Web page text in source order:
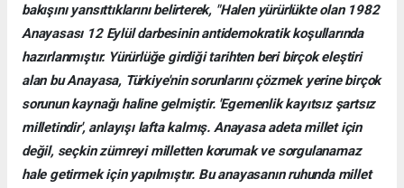
bakışını yansıttıklarını belirterek, "Halen yürürlükte olan 1982
Anayasası 12 Eylül darbesinin antidemokratik koşullarında
hazırlanmıştır. Yürürlüğe girdiği tarihten beri birçok eleştiri
alan bu Anayasa, Türkiye'nin sorunlarını çözmek yerine birçok
sorunun kaynağı haline gelmiştir. 'Egemenlik kayıtsız şartsız
milletindir', anlayışı lafta kalmış. Anayasa adeta millet için
değil, seçkin zümreyi milletten korumak ve sorgulanamaz
hale getirmek için yapılmıştır. Bu anayasanın ruhunda millet